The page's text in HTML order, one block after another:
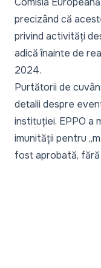
precizând că
privind activități
adică înainte de
2024.
Pur­tătorii de
detalii despre
instituției. EPPO a
imunității pentru
fost aprobată,